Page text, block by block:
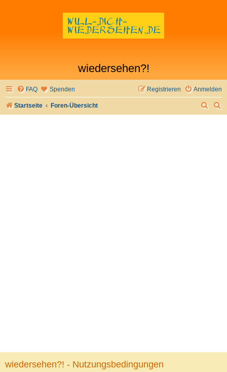
wiedersehen?!
FAQ Spenden Anmelden
Registrieren
Startseite Foren-Übersicht
wiedersehen?! - Nutzungsbedingungen